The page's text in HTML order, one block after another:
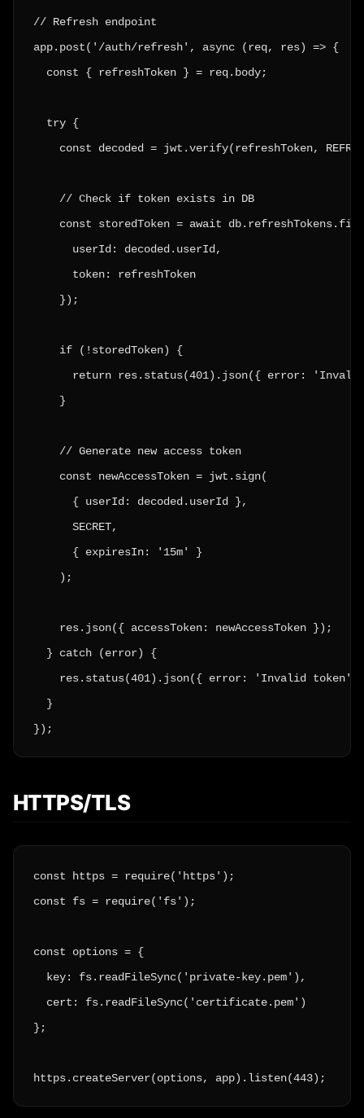
// Refresh endpoint
app.post('/auth/refresh', async (req, res) => {
  const { refreshToken } = req.body;
  try {
const decoded = jwt.verify(refreshToken,
    // Check if token exists in DB
const storedToken = await
      userId: decoded.userId,
      token: refreshToken
    });
    if (!storedToken) {
return res.status(401).json({ error:
    }
    // Generate new access token
    const newAccessToken = jwt.sign(
      { userId: decoded.userId },
      SECRET,
      { expiresIn: '15m' }
    );
    res.json({ accessToken: newAccessToken });
  } catch (error) {
res.status(401).json({ error: 'Invalid token'
  }
});
HTTPS/TLS
const https = require('https');
const fs = require('fs');
const options = {
  key: fs.readFileSync('private-key.pem'),
  cert: fs.readFileSync('certificate.pem')
};
https.createServer(options, app).listen(443);